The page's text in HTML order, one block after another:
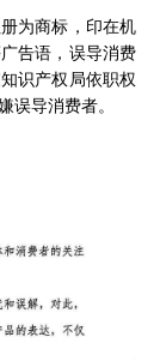
为商标，印在机
告语，误导消费
识产权局依职权
误导消费者。